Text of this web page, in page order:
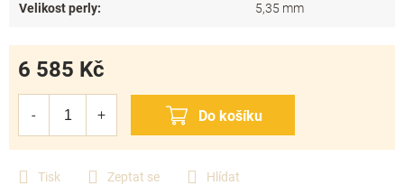
Tisk Zeptat se Hlídat
6 585 Kč
Velikost perly: 5,35 mm